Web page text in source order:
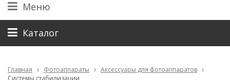
Меню
Каталог
Главная Фотоаппараты
Аксессуары для фотоаппаратов
Системы стабилизации